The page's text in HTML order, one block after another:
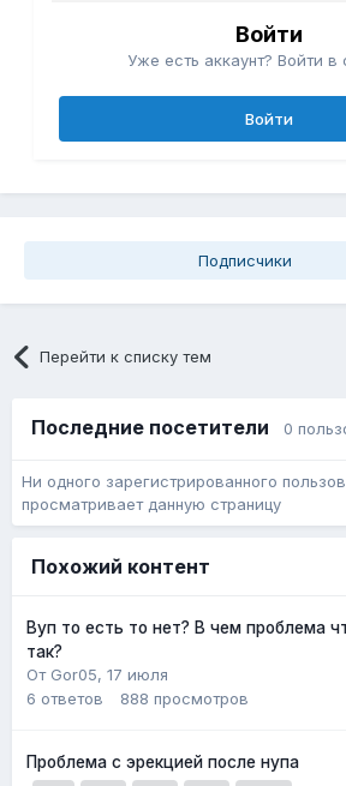
Войти
Уже есть аккаунт? Войти в
Войти
Подписчики
Перейти к списку тем
Последние посетители 0
Ни одного зарегистрированного
просматривает данную страницу
Похожий контент
Вуп то есть то нет? В чем проблема
так?
От Gor05, 17 июля
6 ответов 888 просмотров
Проблема с эрекцией после нупа